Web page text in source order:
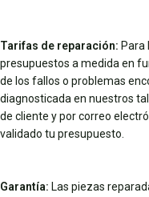
Tarifas de reparación: Para
presupuestos a medida en
de los fallos o problemas
diagnosticada en nuestros
de cliente y por correo
validado tu presupuesto.
Garantía: Las piezas